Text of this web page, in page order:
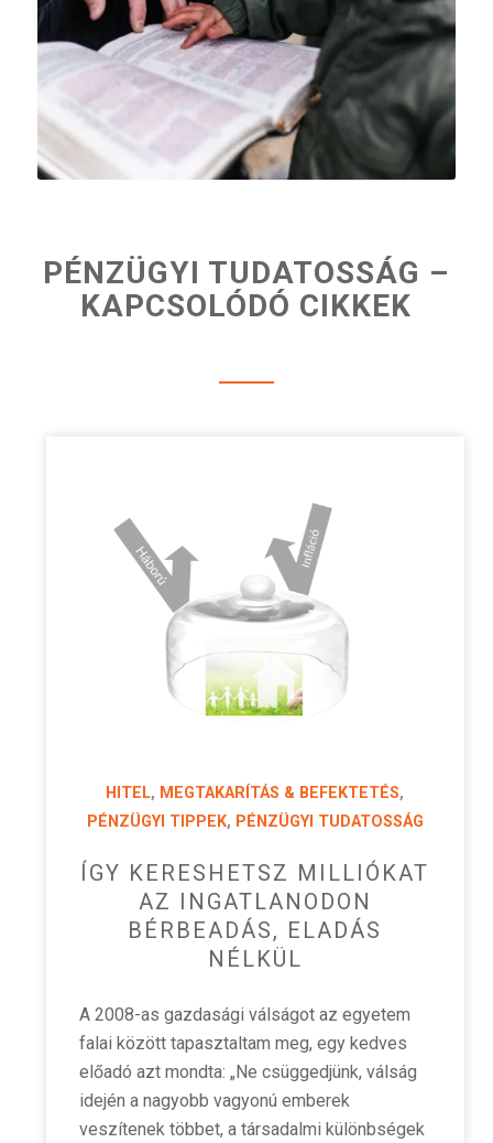
PÉNZÜGYI TUDATOSSÁG –
KAPCSOLÓDÓ CIKKEK
HITEL, MEGTAKARÍTÁS & BEFEKTETÉS,
PÉNZÜGYI TIPPEK, PÉNZÜGYI TUDATOSSÁG
ÍGY KERESHETSZ MILLIÓKAT
AZ INGATLANODON
BÉRBEADÁS, ELADÁS
NÉLKÜL
A 2008-as gazdasági válságot az egyetem
falai között tapasztaltam meg, egy kedves
előadó azt mondta: „Ne csüggedjünk, válság
idején a nagyobb vagyonú emberek
veszítenek többet, a társadalmi különbségek